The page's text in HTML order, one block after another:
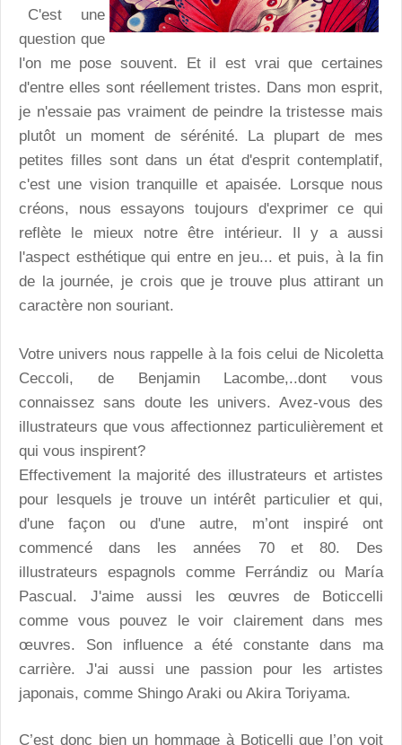
C'est une
question que
l'on me pose souvent. Et il est vrai que certaines
d'entre elles sont réellement tristes. Dans mon esprit,
je n'essaie pas vraiment de peindre la tristesse mais
plutôt un moment de sérénité. La plupart de mes
petites filles sont dans un état d'esprit contemplatif,
c'est une vision tranquille et apaisée. Lorsque nous
créons, nous essayons toujours d'exprimer ce qui
reflète le mieux notre être intérieur. Il y a aussi
l'aspect esthétique qui entre en jeu... et puis, à la fin
de la journée, je crois que je trouve plus attirant un
caractère non souriant.
Votre univers nous rappelle à la fois celui de Nicoletta
Ceccoli, de Benjamin Lacombe,..dont vous
connaissez sans doute les univers. Avez-vous des
illustrateurs que vous affectionnez particulièrement et
qui vous inspirent?
Effectivement la majorité des illustrateurs et artistes
pour lesquels je trouve un intérêt particulier et qui,
d'une façon ou d'une autre, m’ont inspiré ont
commencé dans les années 70 et 80. Des
illustrateurs espagnols comme Ferrándiz ou María
Pascual. J'aime aussi les œuvres de Boticcelli
comme vous pouvez le voir clairement dans mes
œuvres. Son influence a été constante dans ma
carrière. J'ai aussi une passion pour les artistes
japonais, comme Shingo Araki ou Akira Toriyama.
C’est donc bien un hommage à Boticelli que l’on voit